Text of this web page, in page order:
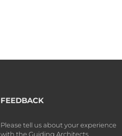
FEEDBACK
Please tell us about your experience
with the Guiding Architects